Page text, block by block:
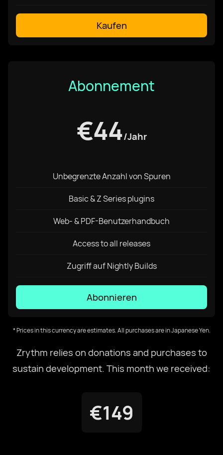
Sprache auswählen
Ελληνικά
Español
Wählen Sie Ihre Plattform aus
Kaufen
Abonnement
€44/Jahr
Unbegrenzte Anzahl von Spuren
Basic & Z Series plugins
Web- & PDF-Benutzerhandbuch
Access to all releases
Zugriff auf Nightly Builds
Abonnieren
* Prices in this currency are estimates. All purchases are in Japanese Yen.
Zrythm relies on donations and purchases to
sustain development. This month we received:
€149